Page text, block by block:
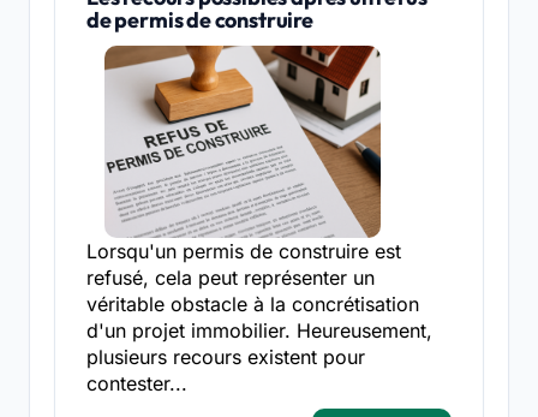
de permis de construire
Lorsqu'un permis de construire est
refusé, cela peut représenter un
véritable obstacle à la concrétisation
d'un projet immobilier. Heureusement,
plusieurs recours existent pour
contester...